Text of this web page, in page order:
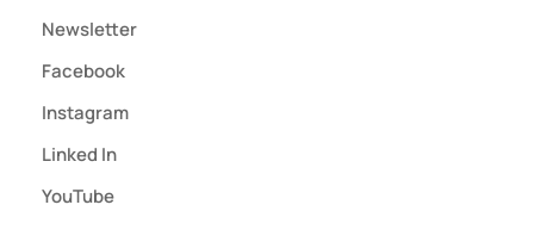
Newsletter
Facebook
Instagram
Linked In
YouTube